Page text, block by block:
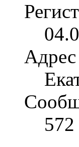
Адрес
572